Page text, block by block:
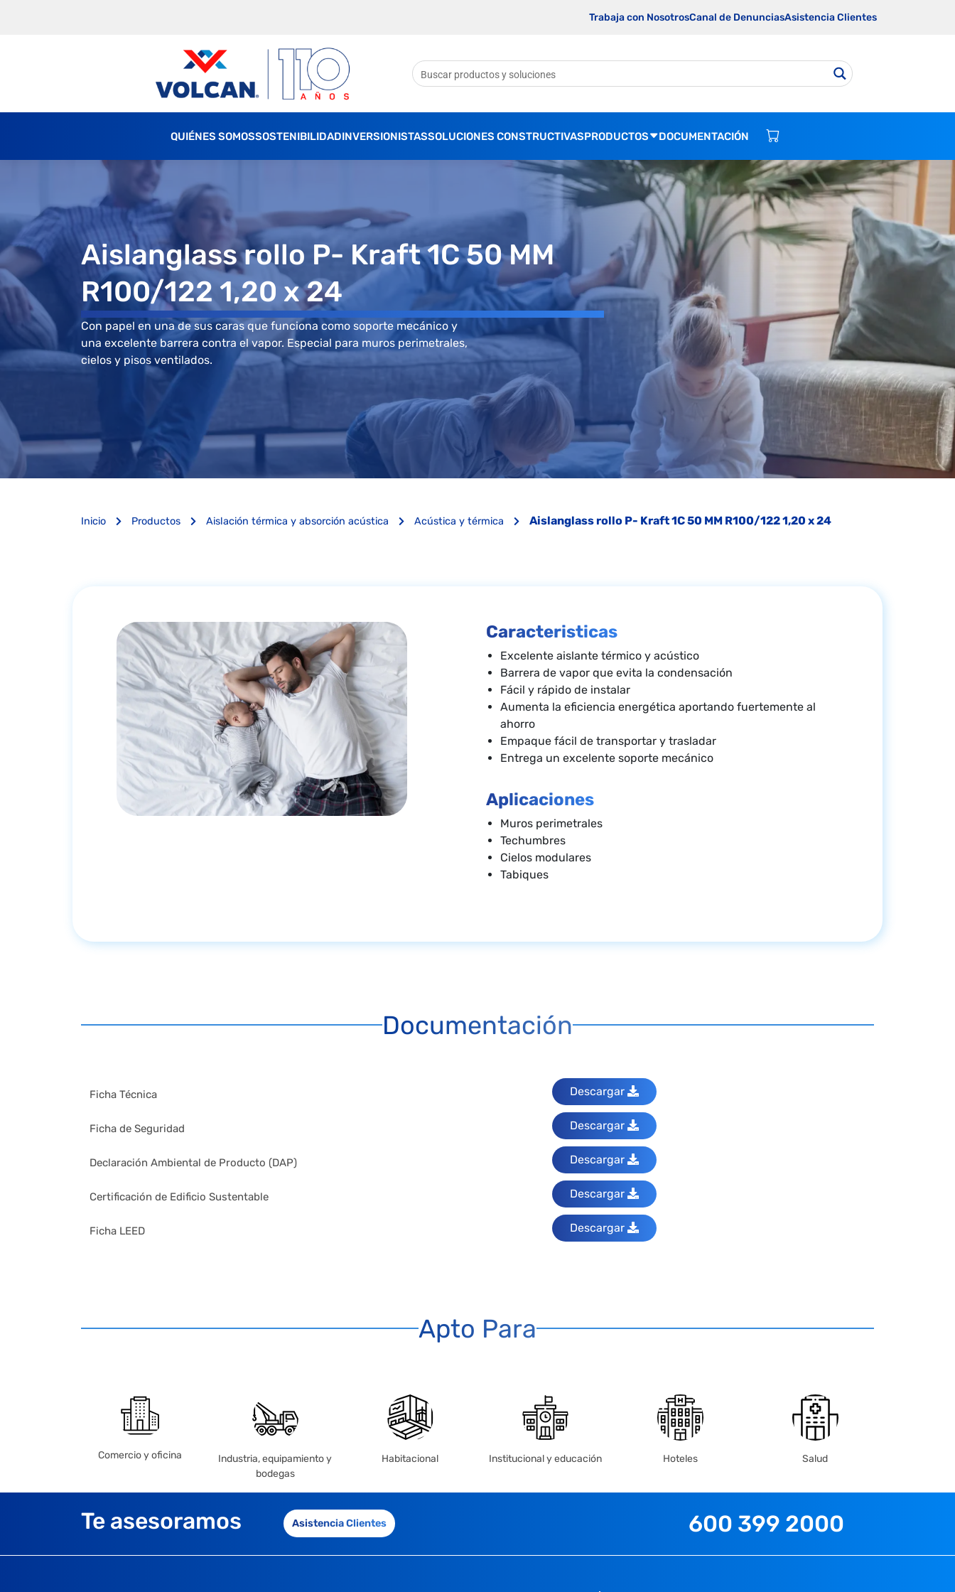
Trabaja con NosotrosCanal de DenunciasAsistencia Clientes
QUIÉNES SOMOSSOSTENIBILIDADINVERSIONISTASSOLUCIONES CONSTRUCTIVASPRODUCTOS DOCUMENTACIÓN
Aislanglass rollo P- Kraft 1C 50 MM
R100/122 1,20 x 24
Con papel en una de sus caras que funciona como soporte mecánico y
una excelente barrera contra el vapor. Especial para muros perimetrales,
cielos y pisos ventilados.
Inicio Productos Aislación térmica y absorción acústica Acústica y térmica Aislanglass rollo P- Kraft 1C 50 MM R100/122 1,20 x 24
Caracteristicas
Excelente aislante térmico y acústico
Barrera de vapor que evita la condensación
Fácil y rápido de instalar
Aumenta la eficiencia energética aportando fuertemente al
ahorro
Empaque fácil de transportar y trasladar
Entrega un excelente soporte mecánico
Aplicaciones
Muros perimetrales
Techumbres
Cielos modulares
Tabiques
Documentación
Ficha Técnica Descargar
Ficha de Seguridad Descargar
Declaración Ambiental de Producto (DAP) Descargar
Certificación de Edificio Sustentable Descargar
Ficha LEED Descargar
Apto Para
Comercio y oficina
Industria, equipamiento y
bodegas
Habitacional Institucional y educación Hoteles Salud
Te asesoramos Asistencia Clientes 600 399 2000